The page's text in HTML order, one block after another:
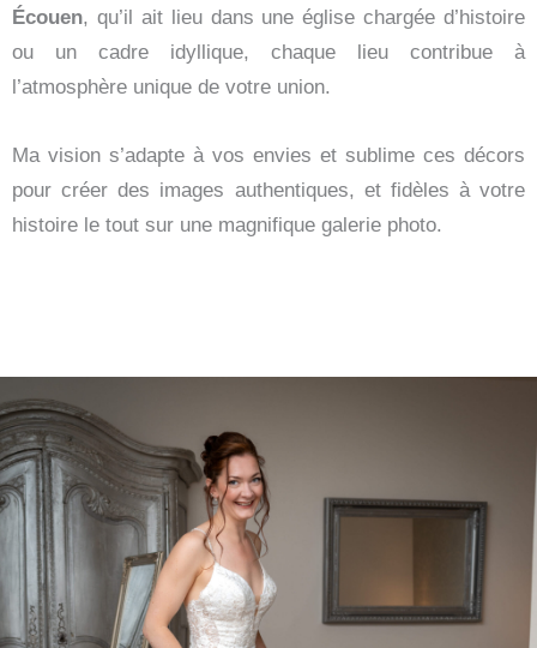
Écouen, qu’il ait lieu dans une église chargée d’histoire
ou un cadre idyllique, chaque lieu contribue à
l’atmosphère unique de votre union.
Ma vision s’adapte à vos envies et sublime ces décors
pour créer des images authentiques, et fidèles à votre
histoire le tout sur une magnifique galerie photo.